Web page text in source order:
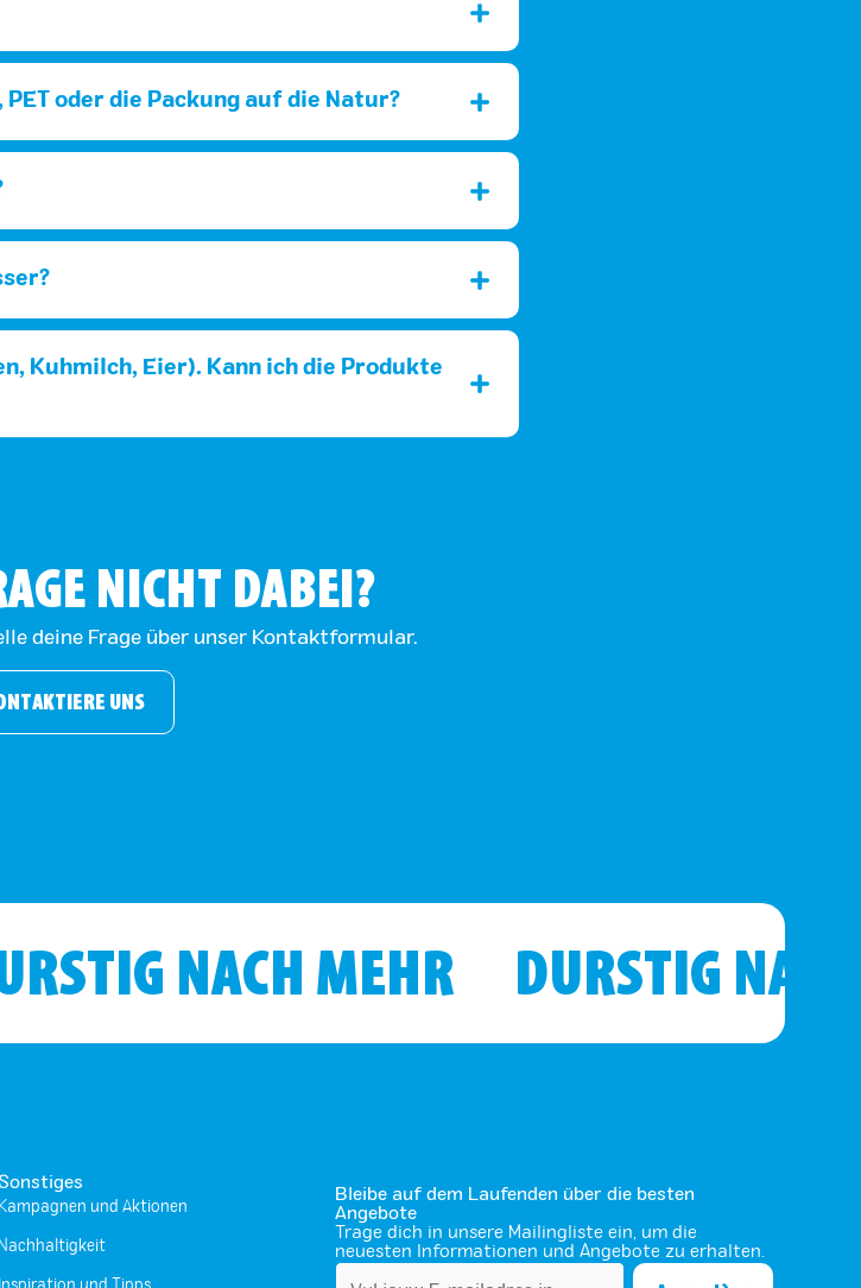
oder die Packung auf die Natur?
Kuhmilch, Eier). Kann ich die Produkte
NICHT DABEI?
deine Frage über unser Kontaktformular.
UNS
NACH MEHR DURSTIG
Sonstiges
Kampagnen und Aktionen
Nachhaltigkeit
Bleibe auf dem Laufenden über die besten
Angebote
Trage dich in unsere Mailingliste ein, um die
neuesten Informationen und Angebote zu erhalten.